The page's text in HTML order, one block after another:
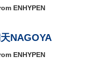
ENHYPEN
NAGOYA
ENHYPEN